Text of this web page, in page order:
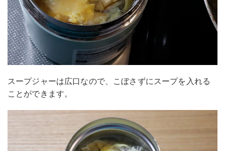
スープジャーは広口なので、こぼさずにスープを入れる
ことができます。